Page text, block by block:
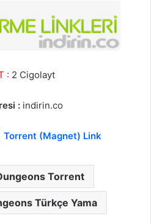
: 2 Cigolayt
: indirin.co
Torrent (Magnet) Link
Torrent
Türkçe Yama